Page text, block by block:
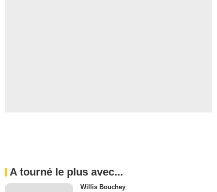
A tourné le plus avec...
Willis Bouchey